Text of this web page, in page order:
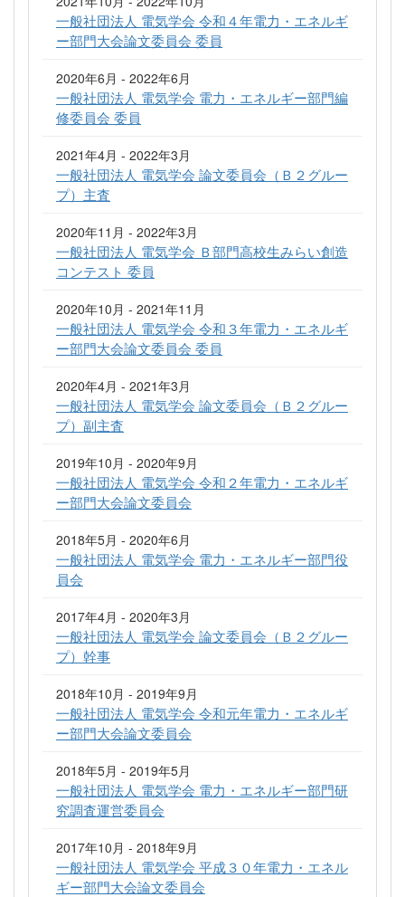
一般社団法人 電気学会 令和４年電力・エネルギ
ー部門大会論文委員会 委員
2020年6月 - 2022年6月
一般社団法人 電気学会 電力・エネルギー部門編
修委員会 委員
2021年4月 - 2022年3月
一般社団法人 電気学会 論文委員会（Ｂ２グルー
プ）主査
2020年11月 - 2022年3月
一般社団法人 電気学会 Ｂ部門高校生みらい創造
コンテスト 委員
2020年10月 - 2021年11月
一般社団法人 電気学会 令和３年電力・エネルギ
ー部門大会論文委員会 委員
2020年4月 - 2021年3月
一般社団法人 電気学会 論文委員会（Ｂ２グルー
プ）副主査
2019年10月 - 2020年9月
一般社団法人 電気学会 令和２年電力・エネルギ
ー部門大会論文委員会
2018年5月 - 2020年6月
一般社団法人 電気学会 電力・エネルギー部門役
員会
2017年4月 - 2020年3月
一般社団法人 電気学会 論文委員会（Ｂ２グルー
プ）幹事
2018年10月 - 2019年9月
一般社団法人 電気学会 令和元年電力・エネルギ
ー部門大会論文委員会
2018年5月 - 2019年5月
一般社団法人 電気学会 電力・エネルギー部門研
究調査運営委員会
2017年10月 - 2018年9月
一般社団法人 電気学会 平成３０年電力・エネル
ギー部門大会論文委員会